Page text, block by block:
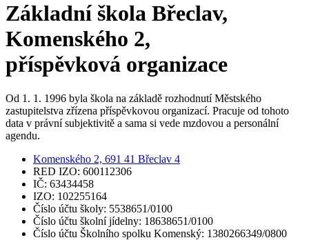
Základní škola Břeclav,
Komenského 2,
příspěvková organizace
Od 1. 1. 1996 byla škola na základě rozhodnutí Městského
zastupitelstva zřízena příspěvkovou organizací. Pracuje od tohoto
data v právní subjektivitě a sama si vede mzdovou a personální
agendu.
Komenského 2, 691 41 Břeclav 4
RED IZO: 600112306
IČ: 63434458
IZO: 102255164
Číslo účtu školy: 5538651/0100
Číslo účtu školní jídelny: 18638651/0100
Číslo účtu Školního spolku Komenský: 1380266349/0800